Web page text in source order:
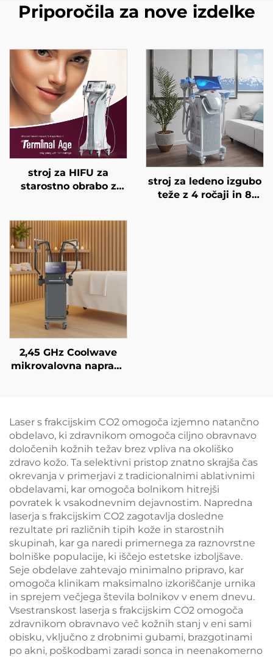
Priporočila za nove izdelke
stroj za HIFU za
starostno obrabo z
frekvencah,
dvigovanje obraza,
napenjanje kože in
modeliranje telesa
stroj za ledeno izgubo
teže z 4 ročaji in 8
2,45 GHz Coolwave
mikrovalovna naprava
napenjanje kože ter
radiofrekvenčno
obdelavo obraza za
izgubo teže in
izboljšanje kontur
telesa
Laser s frakcijskim CO2 omogoča izjemno natančno
obdelavo, ki zdravnikom omogoča ciljno obravnavo
določenih kožnih težav brez vpliva na okoliško
zdravo kožo. Ta selektivni pristop znatno skrajša čas
okrevanja v primerjavi z tradicionalnimi ablativnimi
obdelavami, kar omogoča bolnikom hitrejši
povratek k vsakodnevnim dejavnostim. Napredna
laserja s frakcijskim CO2 zagotavlja dosledne
rezultate pri različnih tipih kože in starostnih
skupinah, kar ga naredi primernega za raznovrstne
bolniške populacije, ki iščejo estetske izboljšave.
Seje obdelave zahtevajo minimalno pripravo, kar
omogoča klinikam maksimalno izkoriščanje urnika
in sprejem večjega števila bolnikov v enem dnevu.
Vsestranskost laserja s frakcijskim CO2 omogoča
zdravnikom obravnavo več kožnih stanj v eni sami
obisku, vključno z drobnimi gubami, brazgotinami
po akni, poškodbami zaradi sonca in neenakomerno